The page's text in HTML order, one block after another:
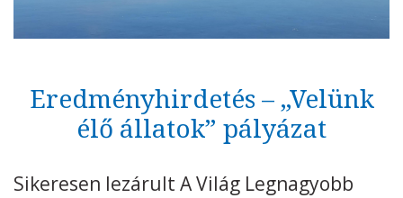
KAPCSOLAT
unescohungary
Adatkezelési tájékoztató Impresszum
Technikai információk
Eredményhirdetés – „Velünk
élő állatok” pályázat
Sikeresen lezárult A Világ Legnagyobb